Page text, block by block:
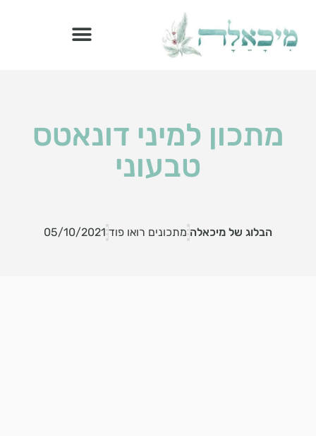
מתכון למיני דונאטס
טבעוני
הבלוג של מיכאלה מתכונים רואו פוד 05/10/2021